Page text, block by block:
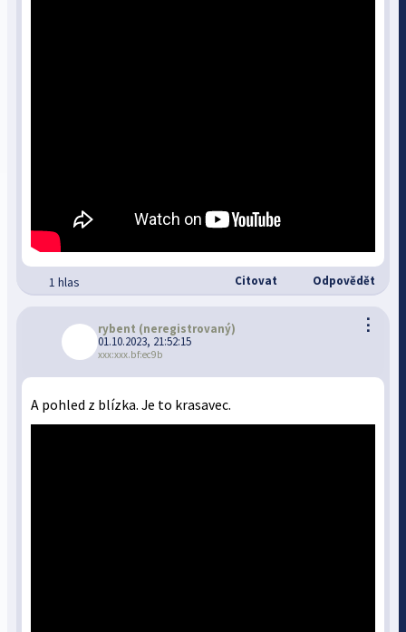
1 hlas Citovat Odpovědět
⋮
rybent (neregistrovaný)
01.10.2023, 21:52:15
xxx:xxx.bf:ec9b
A pohled z blízka. Je to krasavec.